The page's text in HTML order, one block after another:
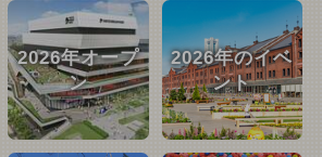
2026年オープ
ン
2026年のイベ
ント